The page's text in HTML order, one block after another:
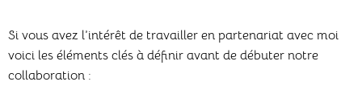
Si vous avez l’intérêt de travailler en partenariat avec moi
voici les éléments clés à définir avant de débuter notre
collaboration :